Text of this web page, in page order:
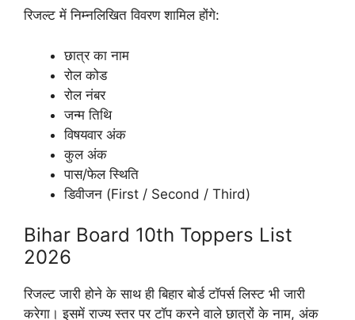
रिजल्ट में निम्नलिखित विवरण शामिल होंगे:
छात्र का नाम
रोल कोड
रोल नंबर
जन्म तिथि
विषयवार अंक
कुल अंक
पास/फेल स्थिति
डिवीजन (First / Second / Third)
Bihar Board 10th Toppers List
2026
रिजल्ट जारी होने के साथ ही बिहार बोर्ड टॉपर्स लिस्ट भी जारी
करेगा। इसमें राज्य स्तर पर टॉप करने वाले छात्रों के नाम, अंक